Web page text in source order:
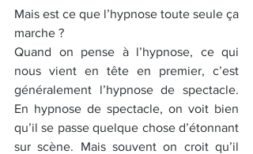
Mais est ce que l’hypnose toute seule ça
marche ?
Quand on pense à l’hypnose, ce qui
nous vient en tête en premier, c’est
généralement l’hypnose de spectacle.
En hypnose de spectacle, on voit bien
qu’il se passe quelque chose d’étonnant
sur scène. Mais souvent on croit qu’il